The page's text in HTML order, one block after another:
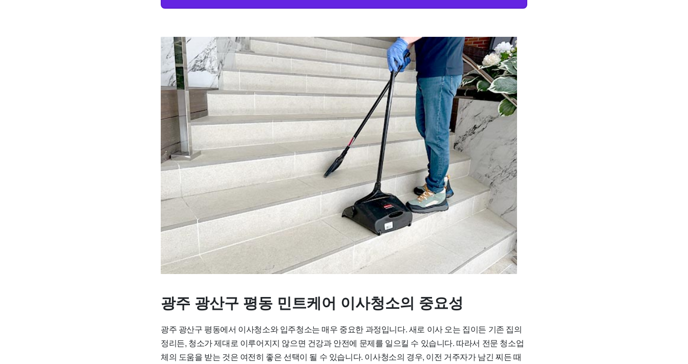
광주 광산구 평동 민트케어 이사청소의 중요성
광주 광산구 평동에서 이사청소와 입주청소는 매우 중요한 과정입니다. 새로 이사 오는 집이든 기존 집의
정리든, 청소가 제대로 이루어지지 않으면 건강과 안전에 문제를 일으킬 수 있습니다. 따라서 전문 청소업
체의 도움을 받는 것은 여전히 좋은 선택이 될 수 있습니다. 이사청소의 경우, 이전 거주자가 남긴 찌든 때